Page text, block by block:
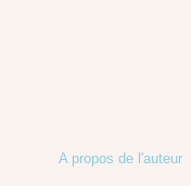
A propos de l'auteur